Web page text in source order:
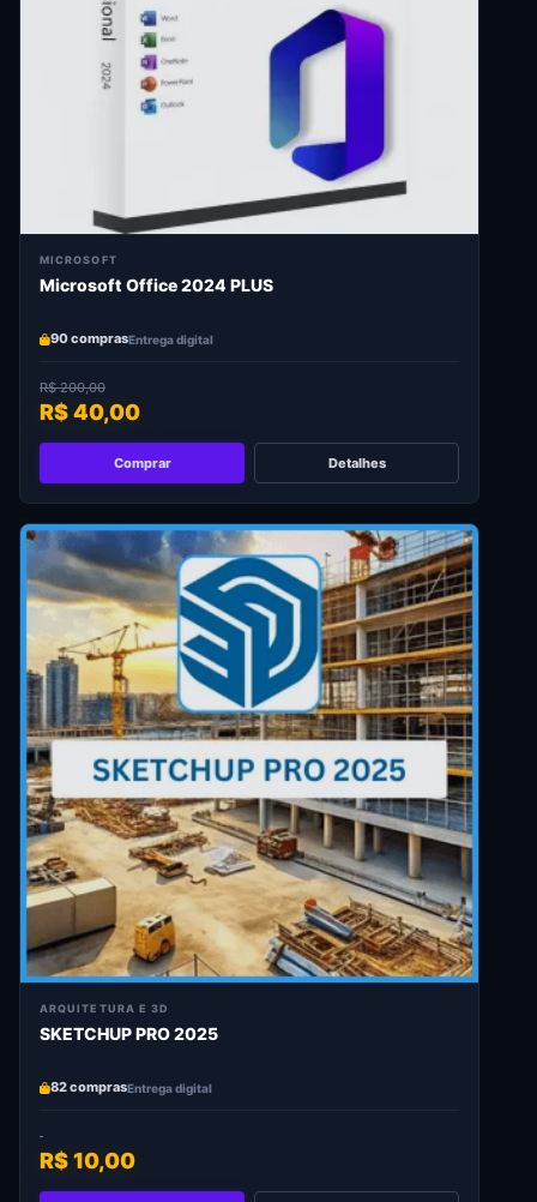
MICROSOFT
Microsoft Office 2024 PLUS
90 comprasEntrega digital
R$ 200,00
R$ 40,00
Comprar Detalhes
ARQUITETURA E 3D
SKETCHUP PRO 2025
82 comprasEntrega digital
R$ 10,00